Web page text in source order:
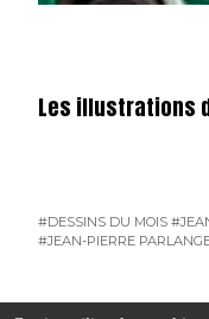
Les illustrations
#DESSINS DU MOIS
#JEAN-PIERRE